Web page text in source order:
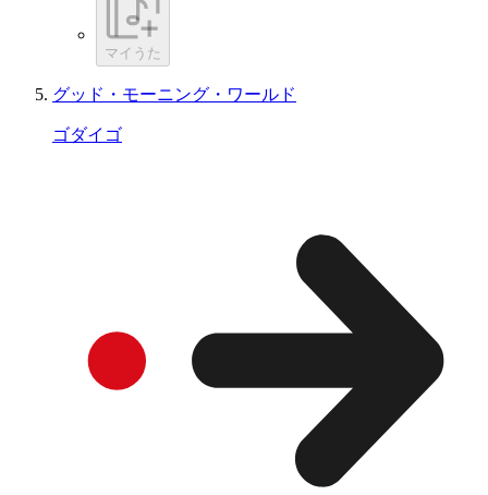
マイうた
グッド・モーニング・ワールド
ゴダイゴ